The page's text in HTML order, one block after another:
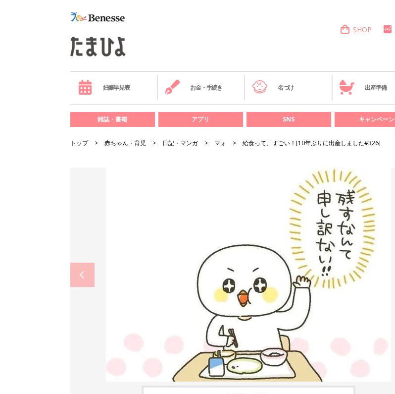
SHOP
妊娠早見表 お金・手続き 名づけ 出産準備
雑誌・書籍 アプリ SNS キャンペーン
トップ 赤ちゃん・育児 日記・マンガ マォ 給食って、すごい！[10年ぶりに出産しました#326]